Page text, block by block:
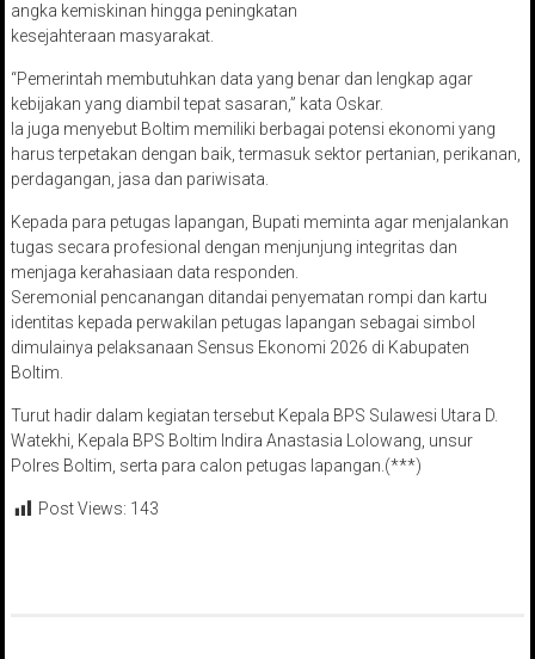
angka kemiskinan hingga peningkatan
kesejahteraan masyarakat.
“Pemerintah membutuhkan data yang benar dan lengkap agar
kebijakan yang diambil tepat sasaran,” kata Oskar.
Ia juga menyebut Boltim memiliki berbagai potensi ekonomi yang
harus terpetakan dengan baik, termasuk sektor pertanian, perikanan,
perdagangan, jasa dan pariwisata.
Kepada para petugas lapangan, Bupati meminta agar menjalankan
tugas secara profesional dengan menjunjung integritas dan
menjaga kerahasiaan data responden.
Seremonial pencanangan ditandai penyematan rompi dan kartu
identitas kepada perwakilan petugas lapangan sebagai simbol
dimulainya pelaksanaan Sensus Ekonomi 2026 di Kabupaten
Boltim.
Turut hadir dalam kegiatan tersebut Kepala BPS Sulawesi Utara D.
Watekhi, Kepala BPS Boltim Indira Anastasia Lolowang, unsur
Polres Boltim, serta para calon petugas lapangan.(***)
Post Views: 143